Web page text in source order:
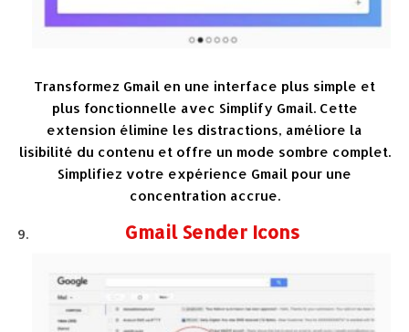
Transformez Gmail en une interface plus simple et
plus fonctionnelle avec Simplify Gmail. Cette
extension élimine les distractions, améliore la
lisibilité du contenu et offre un mode sombre complet.
Simplifiez votre expérience Gmail pour une
concentration accrue.
Gmail Sender Icons